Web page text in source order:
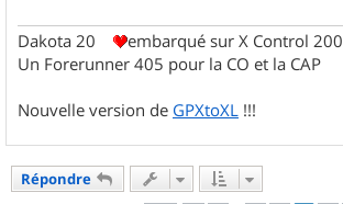
Dakota 20
embarqué sur X Control
Un Forerunner 405 pour la CO et la CAP
Nouvelle version de GPXtoXL !!!
Répondre